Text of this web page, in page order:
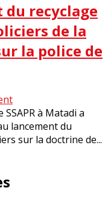
du recyclage
de la
la police de
à Matadi a
lancement du
sur la doctrine de...